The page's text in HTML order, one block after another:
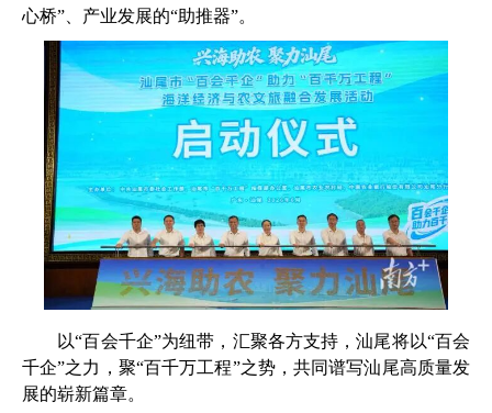
心桥”、产业发展的“助推器”。
以“百会千企”为纽带，汇聚各方支持，汕尾将以“百会
千企”之力，聚“百千万工程”之势，共同谱写汕尾高质量发
展的崭新篇章。